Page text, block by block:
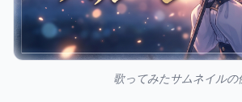
歌ってみたサムネイルの